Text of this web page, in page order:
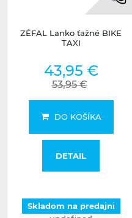
ZÉFAL Lanko ťažné BIKE
TAXI
43,95 €
53,95 €
DO KOŠÍKA
DETAIL
Skladom na predajni